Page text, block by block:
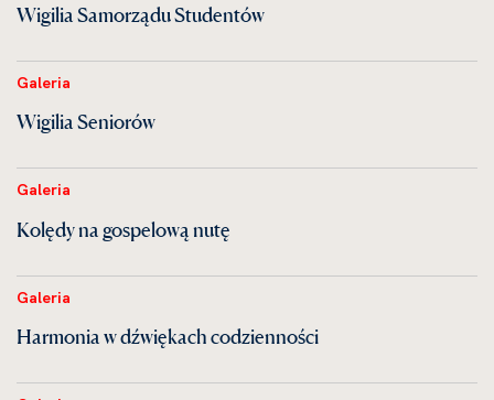
Wigilia Samorządu Studentów
Galeria
Wigilia Seniorów
Galeria
Kolędy na gospelową nutę
Galeria
Harmonia w dźwiękach codzienności